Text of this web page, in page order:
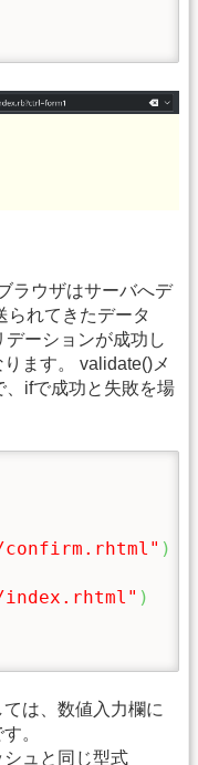
ラウザはサーバへデ
られてきたデータ
ーションが成功し
ます。 validate()メ
、ifで成功と失敗を場
)
)
は、数値入力欄に
。
ュと同じ型式